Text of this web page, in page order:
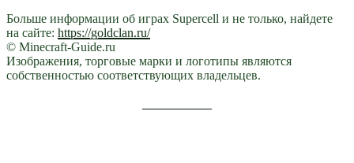
Больше информации об играх Supercell и не только, найдете
на сайте: https://goldclan.ru/
© Minecraft-Guide.ru
Изображения, торговые марки и логотипы являются
собственностью соответствующих владельцев.